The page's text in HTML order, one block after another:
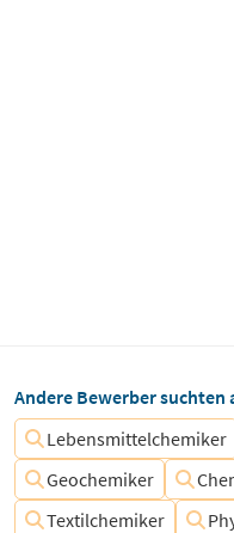
Andere Bewerber suchten
Lebensmittelchemiker
Geochemiker
Textilchemiker